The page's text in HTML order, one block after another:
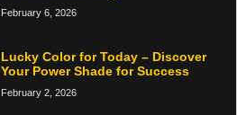
February 6, 2026
Lucky Color for Today – Discover
Your Power Shade for Success
February 2, 2026